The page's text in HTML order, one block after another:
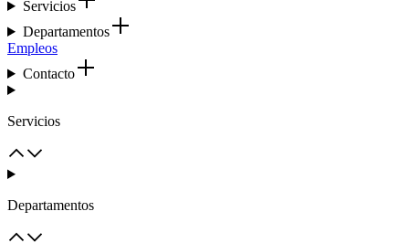
Servicios
Departamentos
Empleos
Contacto
Servicios
Departamentos